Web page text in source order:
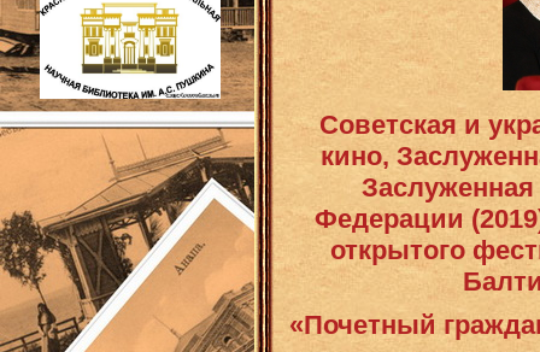
Советская и
кино,
Заслуженная
Федерации
открытого
«Почетный